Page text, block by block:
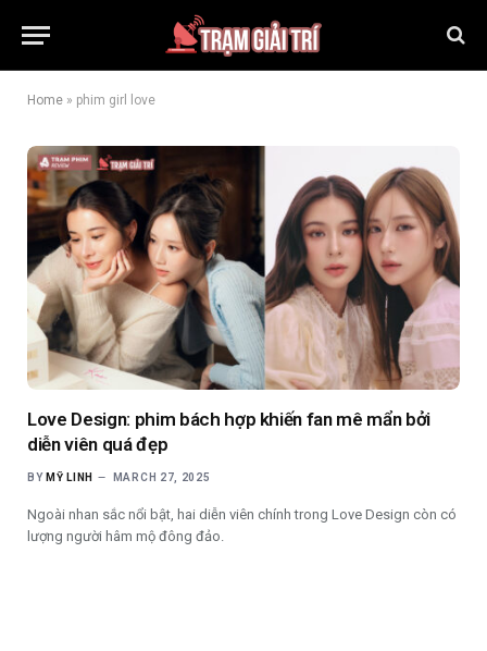
Home » phim girl love
Love Design: phim bách hợp khiến fan mê mẩn bởi
diễn viên quá đẹp
BY MỸ LINH MARCH 27, 2025
Ngoài nhan sắc nổi bật, hai diễn viên chính trong Love Design còn có
lượng người hâm mộ đông đảo.